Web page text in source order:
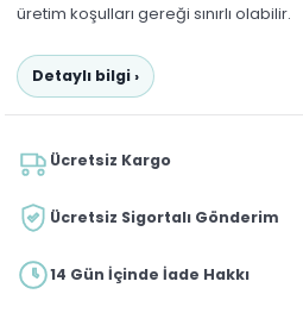
üretim koşulları gereği sınırlı olabilir.
Detaylı bilgi ›
Ücretsiz Kargo
Ücretsiz Sigortalı Gönderim
14 Gün İçinde İade Hakkı